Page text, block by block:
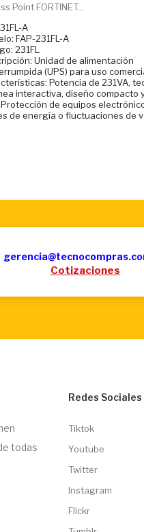
Point FORTINET...
A
FAP-231FL-A
231FL
Unidad de alimentación
(UPS) para uso
Potencia de 231VA,
interactiva, diseño compacto
Protección de equipos
de energía o fluctuaciones de
Cotizaciones
todas
Redes Sociales
Tiktok
Youtube
Twitter
Instagram
Flickr